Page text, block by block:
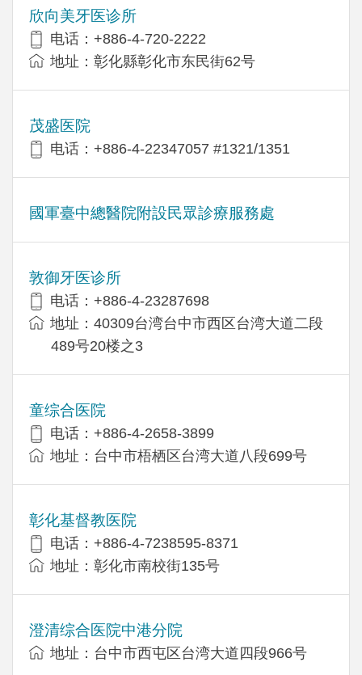
欣向美牙医诊所
电话：+886-4-720-2222
地址：彰化縣彰化市东民街62号
茂盛医院
电话：+886-4-22347057 #1321/1351
國軍臺中總醫院附設民眾診療服務處
敦御牙医诊所
电话：+886-4-23287698
地址：40309台湾台中市西区台湾大道二段
489号20楼之3
童综合医院
电话：+886-4-2658-3899
地址：台中市梧栖区台湾大道八段699号
彰化基督教医院
电话：+886-4-7238595-8371
地址：彰化市南校街135号
澄清综合医院中港分院
地址：台中市西屯区台湾大道四段966号